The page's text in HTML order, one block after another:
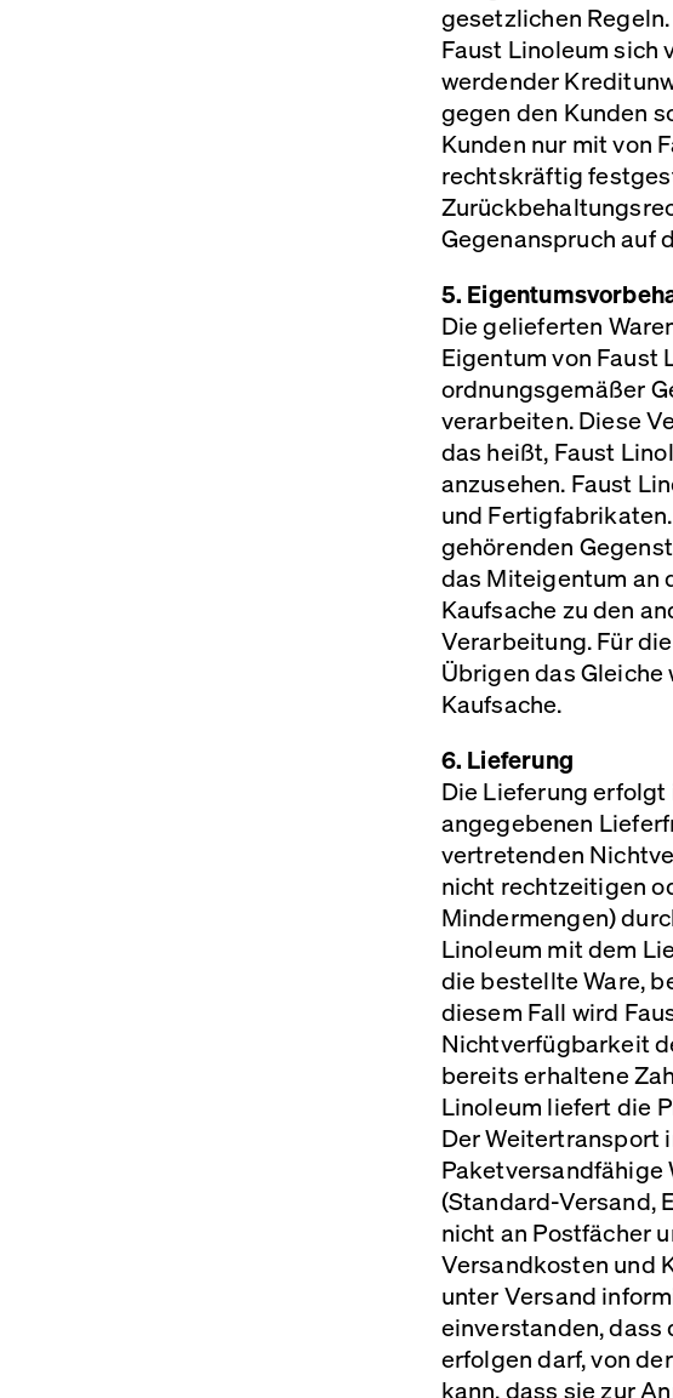
gesetzlichen
Faust Linoleum sich
werdender
gegen den Kunden
Kunden nur mit von
rechtskräftig
Gegenanspruch auf
5.
Die gelieferten
Eigentum von Faust
ordnungsgemäßer
verarbeiten. Diese
das heißt, Faust
anzusehen. Faust
und
gehörenden
das Miteigentum an
Kaufsache zu den
Verarbeitung. Für
Übrigen das
Kaufsache.
6. Lieferung
Die Lieferung
angegebenen
vertretenden
nicht rechtzeitigen
Mindermengen)
Linoleum mit dem
die bestellte Ware,
diesem Fall wird
Nichtverfügbarkeit
bereits erhaltene
Linoleum liefert die
Der Weitertransport
Paketversandfähige
(Standard-Versand,
nicht an Postfächer
Versandkosten und
unter Versand
einverstanden, dass
erfolgen darf, von
kann, dass sie zur